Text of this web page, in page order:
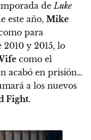
deLuke
este año, Mike
para
2010 y 2015, lo
como el
acabó en prisión…
a los nuevos
Fight.